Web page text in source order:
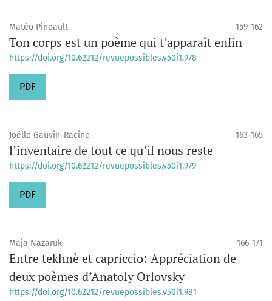
Matéo Pineault 159-162
Ton corps est un poème qui t’apparaît enfin
https://doi.org/10.62212/revuepossibles.v50i1.978
PDF
Joëlle Gauvin-Racine 163-165
l’inventaire de tout ce qu’il nous reste
https://doi.org/10.62212/revuepossibles.v50i1.979
PDF
Maja Nazaruk 166-171
Entre tekhnè et capriccio: Appréciation de
deux poèmes d’Anatoly Orlovsky
https://doi.org/10.62212/revuepossibles.v50i1.981